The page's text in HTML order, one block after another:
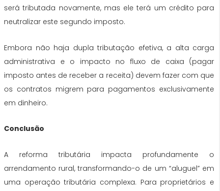
será tributada novamente, mas ele terá um crédito para
neutralizar este segundo imposto.
Embora não haja dupla tributação efetiva, a alta carga
administrativa e o impacto no fluxo de caixa (pagar
imposto antes de receber a receita) devem fazer com que
os contratos migrem para pagamentos exclusivamente
em dinheiro.
Conclusão
A reforma tributária impacta profundamente o
arrendamento rural, transformando-o de um “aluguel” em
uma operação tributária complexa. Para proprietários e